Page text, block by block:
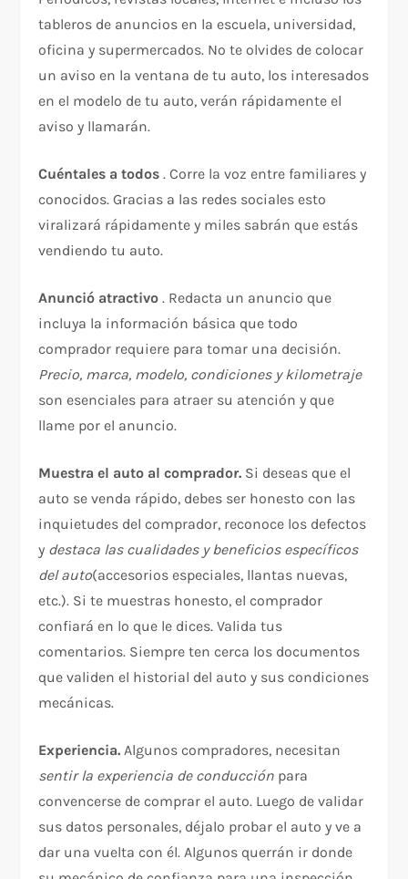
tableros de anuncios en la escuela, universidad,
oficina y supermercados. No te olvides de colocar
un aviso en la ventana de tu auto, los interesados
en el modelo de tu auto, verán rápidamente el
aviso y llamarán.
Cuéntales a todos. Corre la voz entre familiares y
conocidos. Gracias a las redes sociales esto
viralizará rápidamente y miles sabrán que estás
vendiendo tu auto.
Anunció atractivo. Redacta un anuncio que
incluya la información básica que todo
comprador requiere para tomar una decisión.
Precio, marca, modelo, condiciones y kilometraje
son esenciales para atraer su atención y que
llame por el anuncio.
Muestra el auto al comprador. Si deseas que el
auto se venda rápido, debes ser honesto con las
inquietudes del comprador, reconoce los defectos
y destaca las cualidades y beneficios específicos
del auto(accesorios especiales, llantas nuevas,
etc.). Si te muestras honesto, el comprador
confiará en lo que le dices. Valida tus
comentarios. Siempre ten cerca los documentos
que validen el historial del auto y sus condiciones
mecánicas.
Experiencia.Algunos compradores, necesitan
sentir la experiencia de conducción para
convencerse de comprar el auto. Luego de validar
sus datos personales, déjalo probar el auto y ve a
dar una vuelta con él. Algunos querrán ir donde